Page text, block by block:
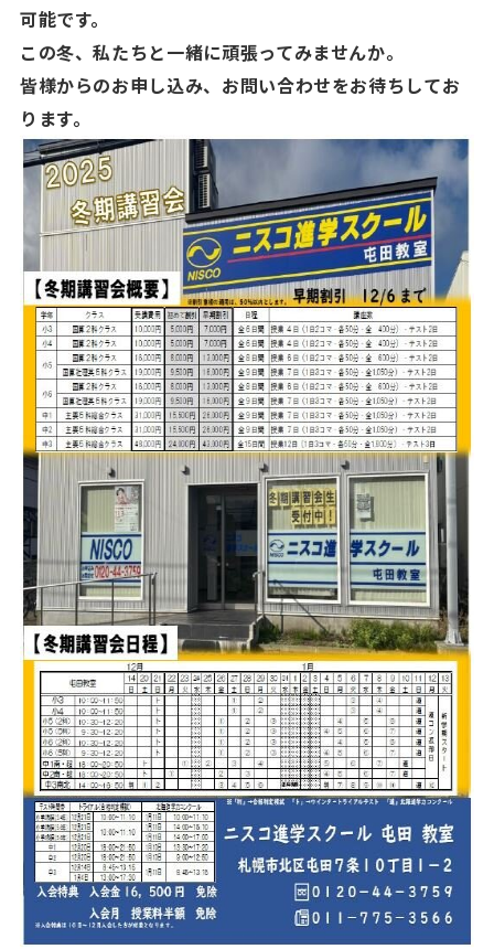
可能です。
この冬、私たちと一緒に頑張ってみませんか。
皆様からのお申し込み、お問い合わせをお待ちしてお
ります。